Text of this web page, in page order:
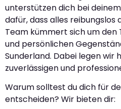
unterstützen dich bei
dafür, dass alles
Team kümmert sich um
und persönlichen
Sunderland. Dabei legen wir
zuverlässigen und
Warum solltest du dich für
entscheiden? Wir bieten dir: